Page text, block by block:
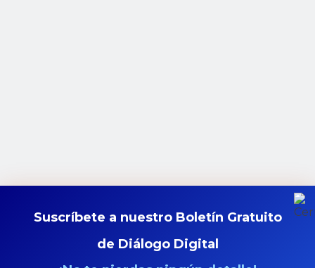
Suscríbete a nuestro Boletín Gratuito
de Diálogo Digital